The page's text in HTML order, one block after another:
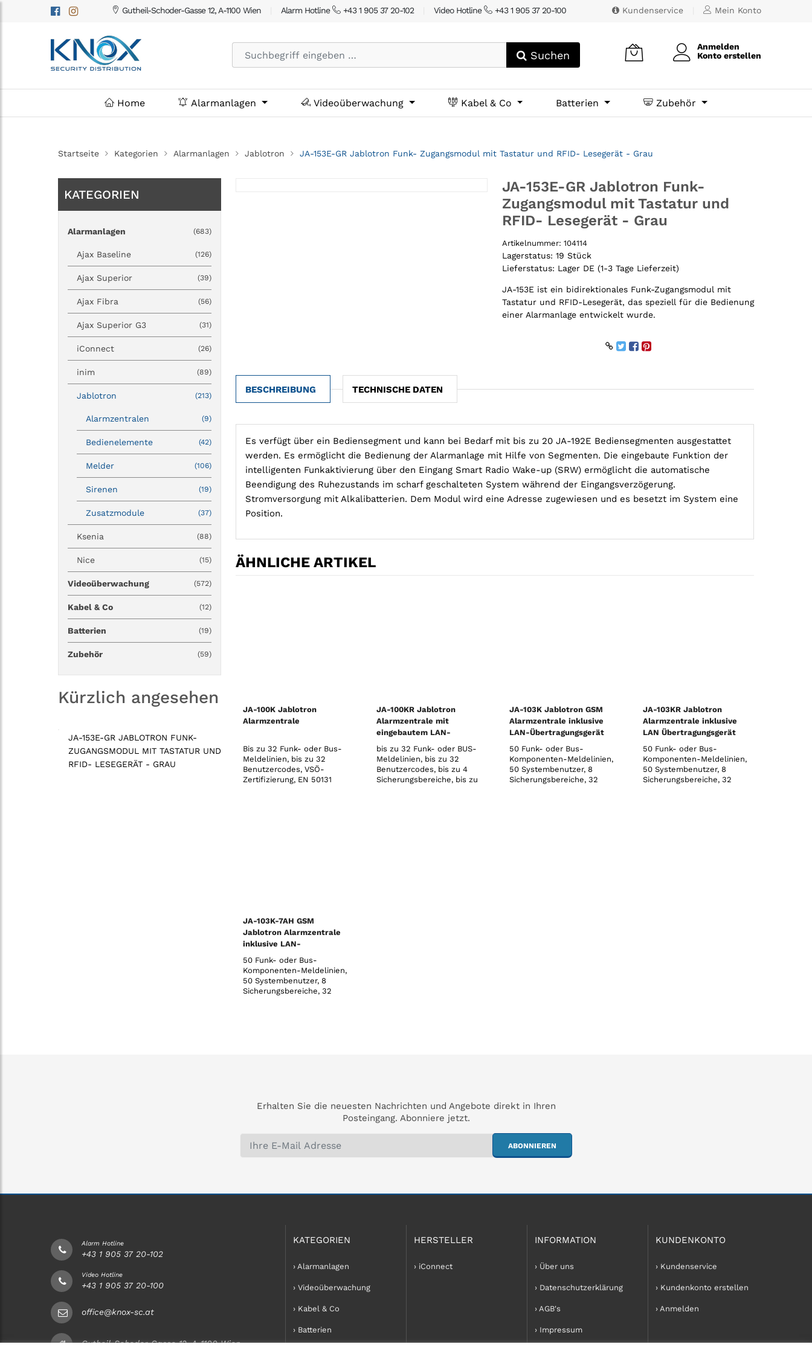
Gutheil-Schoder-Gasse 12, A-1100 Wien Alarm Hotline +43 1 905 37 20-102 Video Hotline +43 1 905 37 20-100 Kundenservice Mein Konto
Suchen
Anmelden
Konto erstellen
Home Alarmanlagen Videoüberwachung Kabel & Co Batterien Zubehör
Startseite Kategorien Alarmanlagen Jablotron JA-153E-GR Jablotron Funk- Zugangsmodul mit Tastatur und RFID- Lesegerät - Grau
KATEGORIEN
Alarmanlagen (683)
Ajax Baseline (126)
Ajax Superior (39)
Ajax Fibra (56)
Ajax Superior G3 (31)
iConnect (26)
inim (89)
Jablotron (213)
Alarmzentralen (9)
Bedienelemente (42)
Melder (106)
Sirenen (19)
Zusatzmodule (37)
Ksenia (88)
Nice (15)
Videoüberwachung (572)
Kabel & Co (12)
Batterien (19)
Zubehör (59)
Kürzlich angesehen
JA-153E-GR JABLOTRON FUNK-
ZUGANGSMODUL MIT TASTATUR UND
RFID- LESEGERÄT - GRAU
JA-153E-GR Jablotron Funk-
Zugangsmodul mit Tastatur und
RFID- Lesegerät - Grau
Artikelnummer: 104114
Lagerstatus: 19 Stück
Lieferstatus: Lager DE (1-3 Tage Lieferzeit)
JA-153E ist ein bidirektionales Funk-Zugangsmodul mit
Tastatur und RFID-Lesegerät, das speziell für die Bedienung
einer Alarmanlage entwickelt wurde.
BESCHREIBUNG TECHNISCHE DATEN
Es verfügt über ein Bediensegment und kann bei Bedarf mit bis zu 20 JA-192E Bediensegmenten ausgestattet
werden. Es ermöglicht die Bedienung der Alarmanlage mit Hilfe von Segmenten. Die eingebaute Funktion der
intelligenten Funkaktivierung über den Eingang Smart Radio Wake-up (SRW) ermöglicht die automatische
Beendigung des Ruhezustands im scharf geschalteten System während der Eingangsverzögerung.
Stromversorgung mit Alkalibatterien. Dem Modul wird eine Adresse zugewiesen und es besetzt im System eine
Position.
ÄHNLICHE ARTIKEL
JA-100K Jablotron
Alarmzentrale
Bis zu 32 Funk- oder Bus-
Meldelinien, bis zu 32
Benutzercodes, VSÖ-
Zertifizierung, EN 50131
JA-100KR Jablotron
Alarmzentrale mit
eingebautem LAN-
Kommunikationsmodul
und Funkmodul
bis zu 32 Funk- oder BUS-
Meldelinien, bis zu 32
Benutzercodes, bis zu 4
Sicherungsbereiche, bis zu
JA-103K Jablotron GSM
Alarmzentrale inklusive
LAN-Übertragungsgerät
50 Funk- oder Bus-
Komponenten-Meldelinien,
50 Systembenutzer, 8
Sicherungsbereiche, 32
JA-103KR Jablotron
Alarmzentrale inklusive
LAN Übertragungsgerät
und Funkmodul
50 Funk- oder Bus-
Komponenten-Meldelinien,
50 Systembenutzer, 8
Sicherungsbereiche, 32
JA-103K-7AH GSM
Jablotron Alarmzentrale
inklusive LAN-
Übertragungsgerät - 7 Ah
50 Funk- oder Bus-
Komponenten-Meldelinien,
50 Systembenutzer, 8
Sicherungsbereiche, 32
Erhalten Sie die neuesten Nachrichten und Angebote direkt in Ihren
Posteingang. Abonniere jetzt.
ABONNIEREN
Alarm Hotline
+43 1 905 37 20-102
Video Hotline
+43 1 905 37 20-100
office@knox-sc.at
Gutheil-Schoder-Gasse 12, A-1100 Wien
KATEGORIEN
› Alarmanlagen
› Videoüberwachung
› Kabel & Co
› Batterien
HERSTELLER
› iConnect
INFORMATION
› Über uns
› Datenschutzerklärung
› AGB's
› Impressum
KUNDENKONTO
› Kundenservice
› Kundenkonto erstellen
› Anmelden